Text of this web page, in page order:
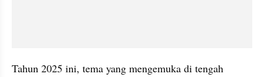
Tahun 2025 ini, tema yang mengemuka di tengah